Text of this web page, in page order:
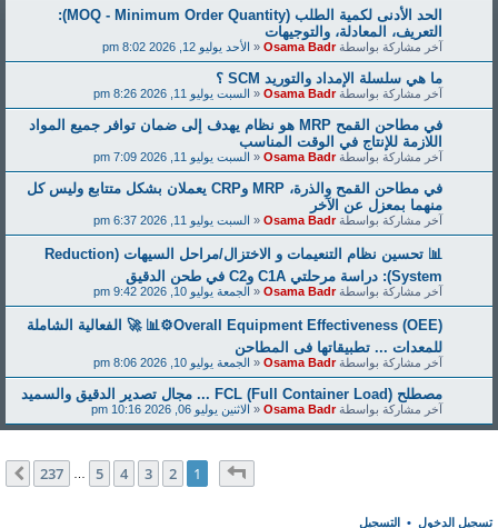
الحد الأدنى لكمية الطلب (MOQ - Minimum Order Quantity):
التعريف، المعادلة، والتوجيهات
آخر مشاركة بواسطةOsama Badr
«الأحد يوليو 12, 2026 8:02 pm
ما هي سلسلة الإمداد والتوريد SCM ؟
آخر مشاركة بواسطةOsama Badr
«السبت يوليو 11, 2026 8:26 pm
في مطاحن القمح MRP هو نظام يهدف إلى ضمان توافر جميع المواد
اللازمة للإنتاج في الوقت المناسب
آخر مشاركة بواسطةOsama Badr
«السبت يوليو 11, 2026 7:09 pm
في مطاحن القمح والذرة، MRP وCRP يعملان بشكل متتابع وليس كل
منهما بمعزل عن الآخر
آخر مشاركة بواسطةOsama Badr
«السبت يوليو 11, 2026 6:37 pm
📊 تحسين نظام التنعيمات و الاختزال/مراحل السيهات (Reduction
System): دراسة مرحلتي C1A وC2 في طحن الدقيق
آخر مشاركة بواسطةOsama Badr
«الجمعة يوليو 10, 2026 9:42 pm
Overall Equipment Effectiveness (OEE)⚙️📊 🚀 الفعالية الشاملة
للمعدات ... تطبيقاتها فى المطاحن
آخر مشاركة بواسطةOsama Badr
«الجمعة يوليو 10, 2026 8:06 pm
مصطلح FCL (Full Container Load) ... مجال تصدير الدقيق والسميد
آخر مشاركة بواسطةOsama Badr
«الاثنين يوليو 06, 2026 10:16 pm
237
1
2
3
4
5
237 التالي
تسجيل الدخول• التسجيل